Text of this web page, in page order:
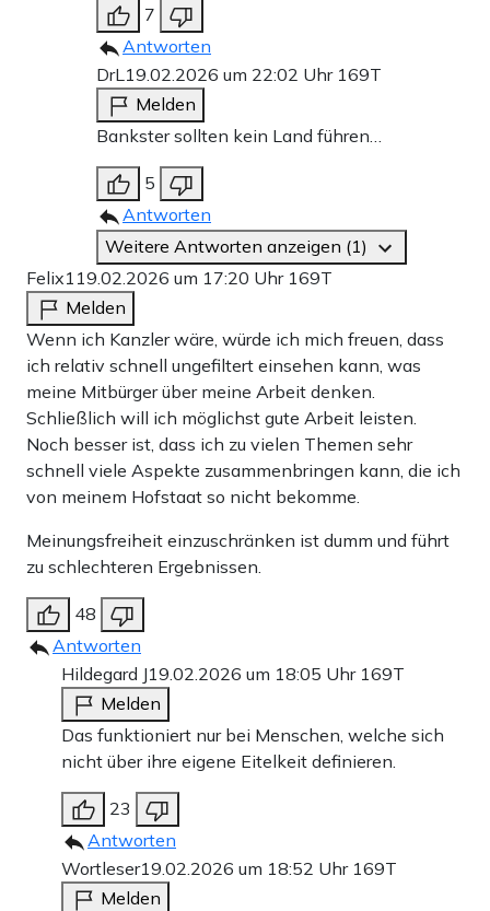
7
Antworten
DrL19.02.2026 um 22:02 Uhr 169T
Melden
Bankster sollten kein Land führen…
5
Antworten
Weitere Antworten anzeigen (1)
Felix1 19.02.2026 um 17:20 Uhr 169T
Melden
Wenn ich Kanzler wäre, würde ich mich freuen, dass
ich relativ schnell ungefiltert einsehen kann, was
meine Mitbürger über meine Arbeit denken.
Schließlich will ich möglichst gute Arbeit leisten.
Noch besser ist, dass ich zu vielen Themen sehr
schnell viele Aspekte zusammenbringen kann, die ich
von meinem Hofstaat so nicht bekomme.
Meinungsfreiheit einzuschränken ist dumm und führt
zu schlechteren Ergebnissen.
48
Antworten
Hildegard J19.02.2026 um 18:05 Uhr 169T
Melden
Das funktioniert nur bei Menschen, welche sich
nicht über ihre eigene Eitelkeit definieren.
23
Antworten
Wortleser19.02.2026 um 18:52 Uhr 169T
Melden